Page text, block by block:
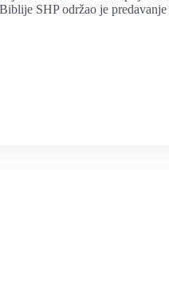
SHP održao je